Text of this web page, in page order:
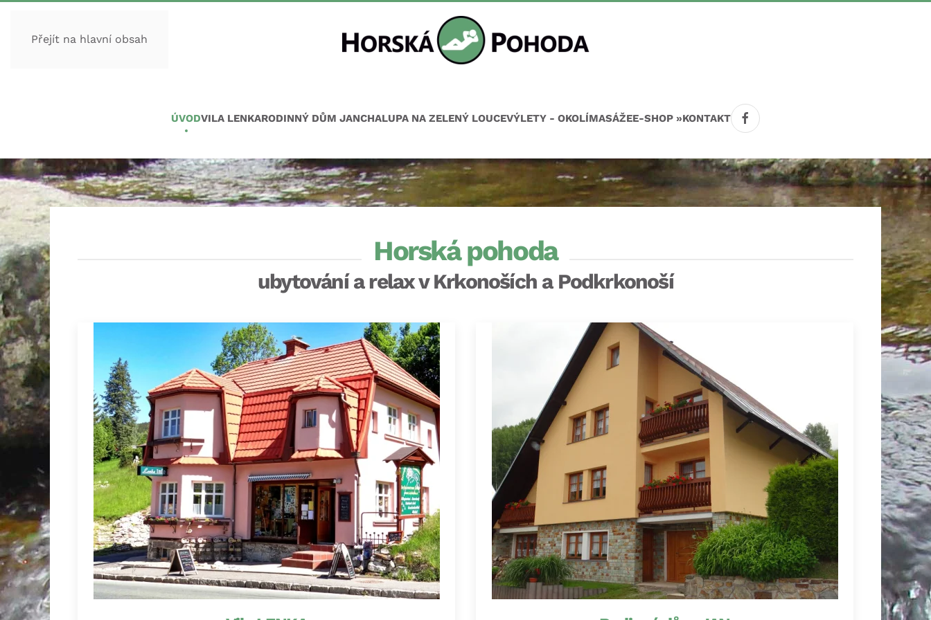
Přejít na hlavní obsah
ÚVODVILA LENKARODINNÝ DŮM JANCHALUPA NA ZELENÝ LOUCEVÝLETY - OKOLÍMASÁŽEE-SHOP »KONTAKT
Horská pohoda
ubytování a relax v Krkonoších a Podkrkonoší